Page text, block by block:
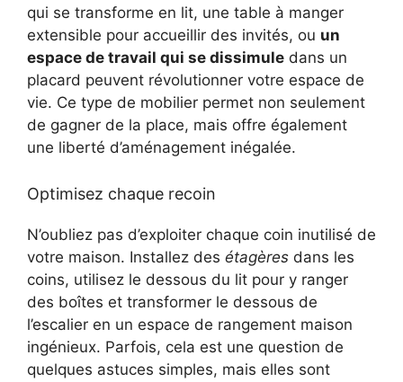
qui se transforme en lit, une table à manger
extensible pour accueillir des invités, ou un
espace de travail qui se dissimule dans un
placard peuvent révolutionner votre espace de
vie. Ce type de mobilier permet non seulement
de gagner de la place, mais offre également
une liberté d’aménagement inégalée.
Optimisez chaque recoin
N’oubliez pas d’exploiter chaque coin inutilisé de
votre maison. Installez des étagères dans les
coins, utilisez le dessous du lit pour y ranger
des boîtes et transformer le dessous de
l’escalier en un espace de rangement maison
ingénieux. Parfois, cela est une question de
quelques astuces simples, mais elles sont